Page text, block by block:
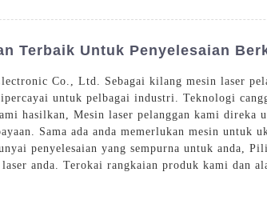
Terbaik Untuk Penyelesaian
Co., Ltd. Sebagai kilang mesin laser
untuk pelbagai industri. Teknologi
hasilkan, Mesin laser pelanggan kami direka
Sama ada anda memerlukan mesin untuk
penyelesaian yang sempurna untuk anda,
anda. Terokai rangkaian produk kami dan